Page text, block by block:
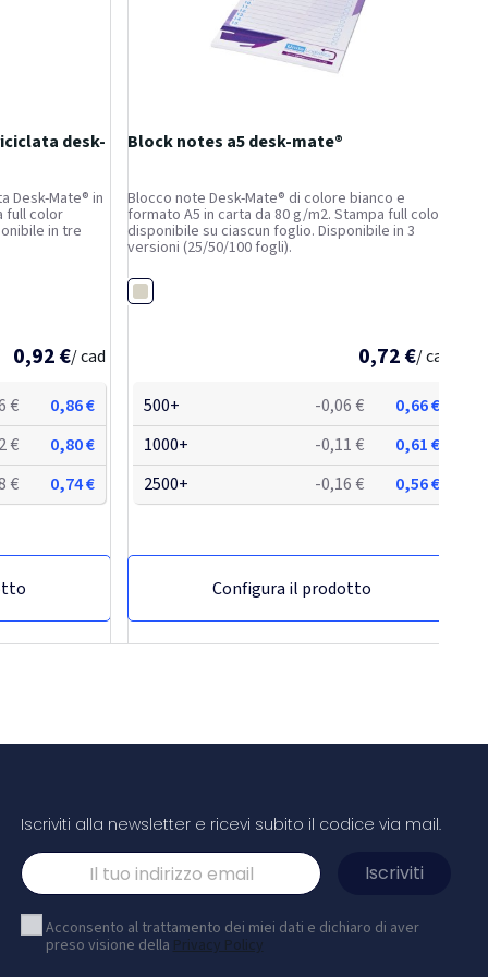
desk-
Desk-Mate® in
full color
in tre
0,92 €/ cad
€
0,86 €
€
0,80 €
€
0,74 €
Block notes a5 desk-mate®
Blocco note Desk-Mate® di colore bianco e
formato A5 in carta da 80 g/m2. Stampa full color
disponibile su ciascun foglio. Disponibile in 3
versioni (25/50/100 fogli).
Bianco
0,72 €/ cad
500+ -0,06 €
0,66 €
1000+
-0,11 €
0,61 €
2500+
-0,16 € 0,56 €
Configura il prodotto
e
Block notes a3 desk-mate®
Blocco note Desk-Mate® di colore bianco e
Iscriviti alla newsletter e ricevi subito il codice via mail.
Acconsento al trattamento dei miei dati e dichiaro di aver
preso visione della Privacy Policy